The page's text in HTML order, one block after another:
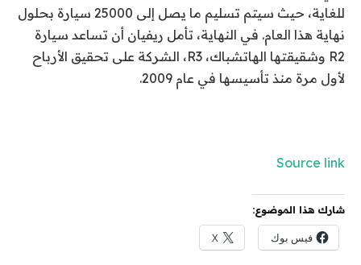
للغاية، حيث سيتم تسليم ما يصل إلى 25000 سيارة بحلول
نهاية هذا العام. في النهاية، تأمل ريفيان أن تساعد سيارة
R2 وشقيقتها الهاتشباك، R3، الشركة على تحقيق الأرباح
لأول مرة منذ تأسيسها في عام 2009.
Source link
شارك هذا الموضوع:
فيس بوك X